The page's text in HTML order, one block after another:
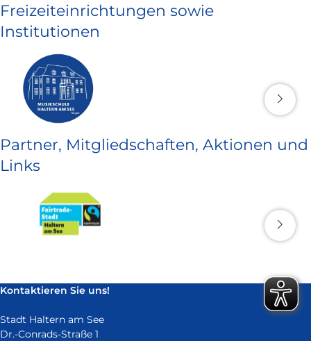
Freizeiteinrichtungen sowie
Institutionen
Partner, Mitgliedschaften, Aktionen und
Links
Kontaktieren Sie uns!
Stadt Haltern am See
Dr.-Conrads-Straße 1